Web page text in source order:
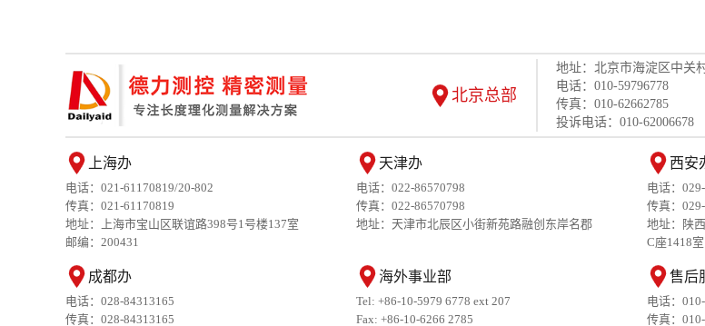
北京总部
地址：北京市海淀区中关
电话：010-59796778
传真：010-62662785
投诉电话：010-62006678
上海办
电话：021-61170819/20-802
传真：021-61170819
地址：上海市宝山区联谊路398号1号楼137室
邮编：200431
天津办
电话：022-86570798
传真：022-86570798
地址：天津市北辰区小街新苑路融创东岸名郡
西安
电话：
传真：
地址：陕
C座1418室
成都办
电话：028-84313165
传真：028-84313165
海外事业部
Tel: +86-10-5979 6778 ext 207
Fax: +86-10-6266 2785
售后
电话：
传真：